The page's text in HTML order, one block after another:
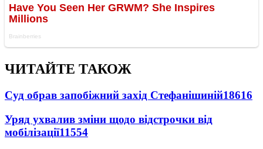
ЧИТАЙТЕ ТАКОЖ
Суд обрав запобіжний захід Стефанішиній18616
Уряд ухвалив зміни щодо відстрочки від
мобілізації11554